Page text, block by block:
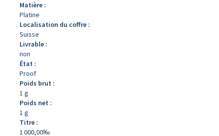
Matière :
Platine
Localisation du coffre :
Suisse
Livrable :
non
État :
Proof
Poids brut :
1 g
Poids net :
1 g
Titre :
1 000,00‰